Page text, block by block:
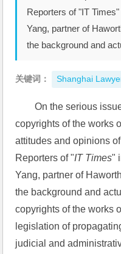
Reporters of "IT
Yang, partner of
the background and
关键词： Shanghai
On the serious
copyrights of the works
attitudes and opinions
Reporters of "IT Times"
Yang, partner of
the background and
copyrights of the works
legislation of
judicial and